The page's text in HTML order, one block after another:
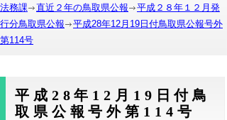
法務課
直近２年の鳥取県公報
平成２８年１２月発
行分鳥取県公報
平成28年12月19日付鳥取県公報号外
第114号
平成28年12月19日付鳥
取県公報号外第114号